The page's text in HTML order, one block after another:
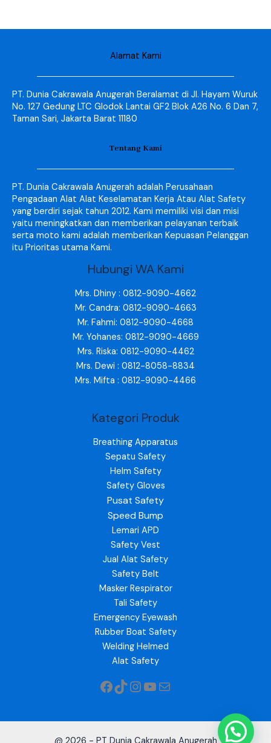
Alamat Kami
PT. Dunia Cakrawala Anugerah Beralamat di Jl. Hayam Wuruk
No. 127 Gedung LTC Glodok Lantai GF2 Blok A26 No. 6 Dan 7,
Taman Sari, Jakarta Barat 11180
Tentang Kami
PT. Dunia Cakrawala Anugerah adalah Perusahaan
Pengadaan Alat Alat Keselamatan Kerja Atau Alat Safety
yang berdiri sejak tahun 2012. Kami memiliki visi dan misi
yaitu meningkatkan dan memberikan pelayanan terbaik
serta moto kami adalah memberikan Kepuasan Pelanggan
itu Prioritas utama Kami.
Hubungi WA Kami
Mrs. Dhiny : 0812-9090-4662
Mr. Candra: 0812-9090-4663
Mr. Fahmi: 0812-9090-4668
Mr. Yohanes: 0812-9090-4669
Mrs. Riska: 0812-9090-4462
Mrs. Dewi : 0812-8058-8834
Mrs. Mifta : 0812-9090-4466
Kategori Produk
Breathing Apparatus
Sepatu Safety
Helm Safety
Safety Gloves
Pusat Safety
Speed Bump
Lemari APD
Safety Vest
Jual Alat Safety
Safety Belt
Masker Respirator
Tali Safety
Emergency Eyewash
Rubber Boat Safety
Welding Helmed
Alat Safety